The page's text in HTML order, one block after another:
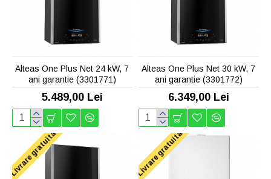
Alteas One Plus Net 24 kW, 7
ani garantie (3301771)
5.489,00 Lei
Alteas One Plus Net 30 kW, 7
ani garantie (3301772)
6.349,00 Lei
Livrare gratuita Livrare gratuita